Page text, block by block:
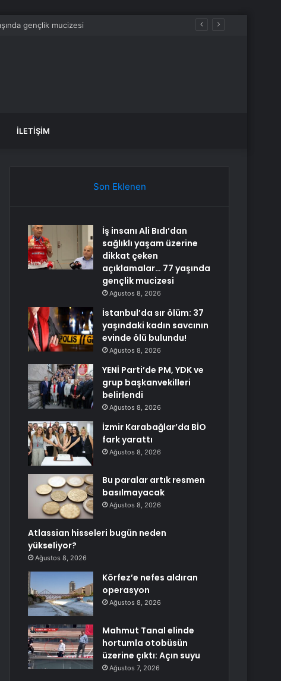
İLETIŞIM
Son Eklenen
İş insanı Ali Bıdı’dan
sağlıklı yaşam üzerine
dikkat çeken
açıklamalar… 77 yaşında
gençlik mucizesi
Ağustos 8, 2026
İstanbul’da sır ölüm: 37
yaşındaki kadın savcının
evinde ölü bulundu!
Ağustos 8, 2026
YENİ Parti’de PM, YDK ve
grup başkanvekilleri
belirlendi
Ağustos 8, 2026
İzmir Karabağlar’da BİO
fark yarattı
Ağustos 8, 2026
Bu paralar artık resmen
basılmayacak
Ağustos 8, 2026
Atlassian hisseleri bugün neden
yükseliyor?
Ağustos 8, 2026
Körfez’e nefes aldıran
operasyon
Ağustos 8, 2026
Mahmut Tanal elinde
hortumla otobüsün
üzerine çıktı: Açın suyu
Ağustos 7, 2026